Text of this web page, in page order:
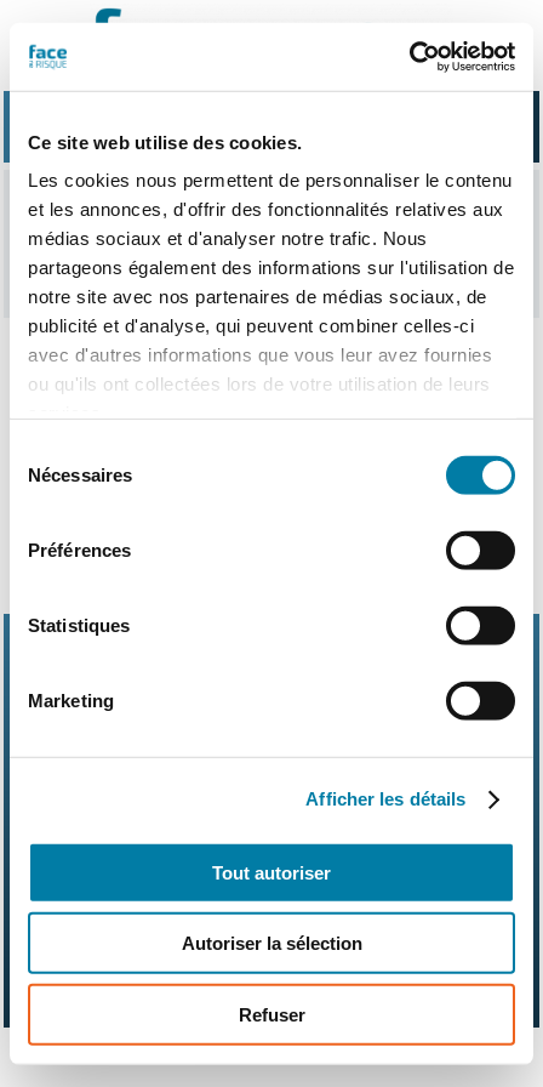
Ce site web utilise des cookies.
Les cookies nous permettent de personnaliser le contenu
et les annonces, d'offrir des fonctionnalités relatives aux
médias sociaux et d'analyser notre trafic. Nous
partageons également des informations sur l'utilisation de
notre site avec nos partenaires de médias sociaux, de
publicité et d'analyse, qui peuvent combiner celles-ci
avec d'autres informations que vous leur avez fournies
ou qu'ils ont collectées lors de votre utilisation de leurs
Nécessaires
Préférences
Statistiques
Marketing
Afficher les détails
Tout autoriser
Autoriser la sélection
Refuser
contenu
sécurité élec
Nothing Found
Contact
Kit média
Mentions légales
CGV RGPD
Suivez-nous également sur les réseaux sociaux